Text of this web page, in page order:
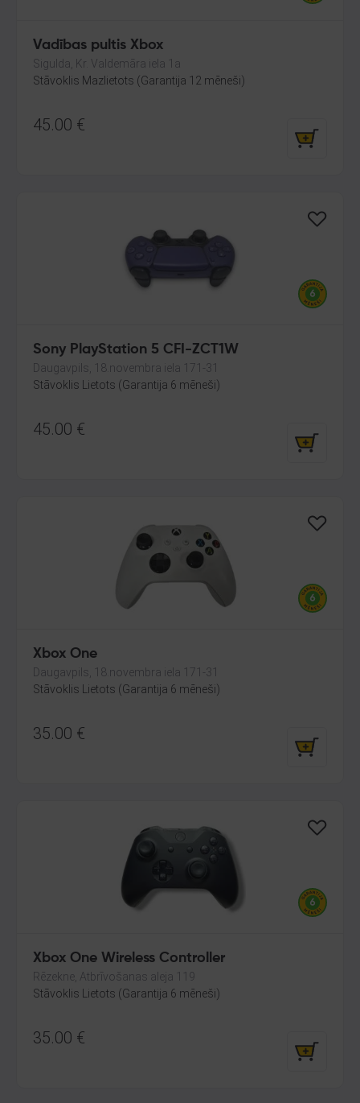
Vadības pultis Xbox
Sigulda, Kr. Valdemāra iela 1a
Stāvoklis Mazlietots (Garantija 12 mēneši)
45.00 €
Sony PlayStation 5 CFI-ZCT1W
Daugavpils, 18.novembra iela 171-31
Stāvoklis Lietots (Garantija 6 mēneši)
45.00 €
Xbox One
Daugavpils, 18.novembra iela 171-31
Stāvoklis Lietots (Garantija 6 mēneši)
35.00 €
Xbox One Wireless Controller
Rēzekne, Atbrīvošanas aleja 119
Stāvoklis Lietots (Garantija 6 mēneši)
35.00 €